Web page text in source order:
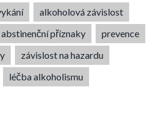
alkoholová závislost
abstinenční příznaky
prevence
závislost na hazardu
léčba alkoholismu